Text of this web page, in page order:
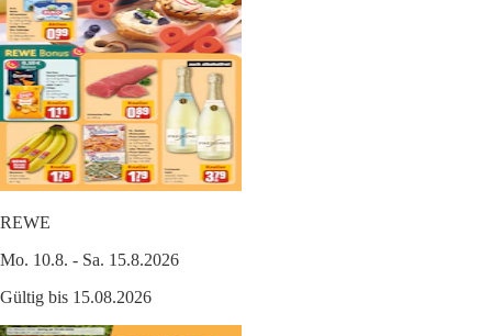
REWE
Mo. 10.8. - Sa. 15.8.2026
Gültig bis 15.08.2026